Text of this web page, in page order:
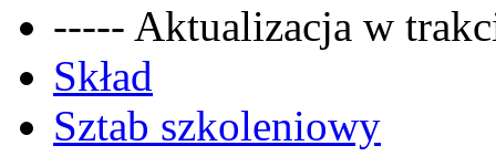
----- Aktualizacja w
Skład
Sztab szkoleniowy